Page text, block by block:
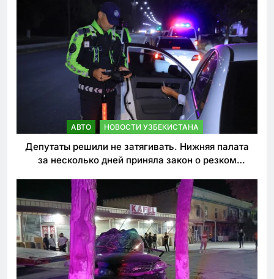
АВТО НОВОСТИ УЗБЕКИСТАНА
Депутаты решили не затягивать. Нижняя палата
за несколько дней приняла закон о резком